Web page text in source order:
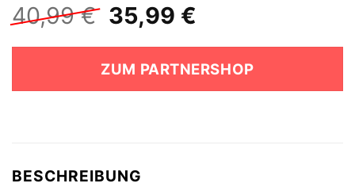
40,99€ Ursprünglicher
Preis
war:
40,99 €
35,99 €
ist:
35,99 €.
ZUM PARTNERSHOP
BESCHREIBUNG